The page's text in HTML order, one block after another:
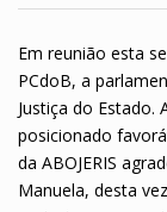
Em reunião esta
PCdoB, a
Justiça do
posicionado
da ABOJERIS
Manuela, desta